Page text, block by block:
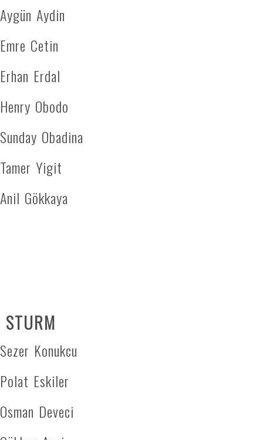
Aygün Aydin
Emre Cetin
Erhan Erdal
Henry Obodo
Sunday Obadina
Tamer Yigit
Anil Gökkaya
STURM
Sezer Konukcu
Polat Eskiler
Osman Deveci